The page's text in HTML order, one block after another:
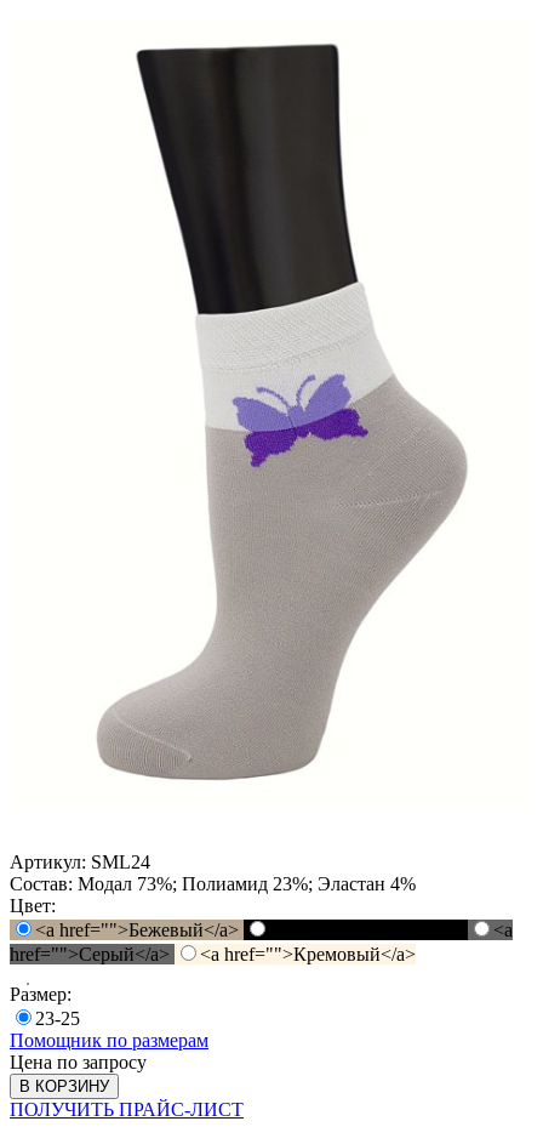
Артикул: SML24
Состав: Модал 73%; Полиамид 23%; Эластан 4%
Цвет:
<a href="">Бежевый</a>
<a
href="">Серый</a>
<a href="">Кремовый</a>
Размер:
23-25
Помощник по размерам
Цена по запросу
В КОРЗИНУ
ПОЛУЧИТЬ ПРАЙС-ЛИСТ